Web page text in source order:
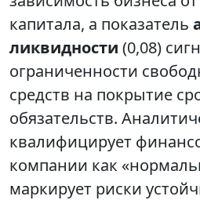
капитала, а показатель
ликвидности (0,08)
ограниченности
средств на покрытие
обязательств.
квалифицирует
компании как
маркирует риски